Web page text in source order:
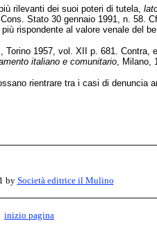
rilevanti dei suoi poteri di tutela,
Stato 30 gennaio 1991, n. 58.
rispondente al valore venale del
, Torino 1957, vol. XII p. 681. Contra,
italiano e comunitario, Milano,
rientrare tra i casi di denuncia
by Società editrice il Mulino
inizio pagina